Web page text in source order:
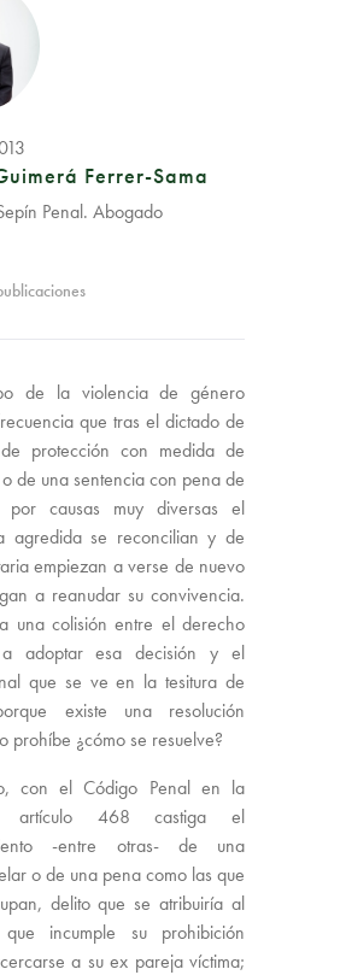
Ferrer-Sama
Penal. Abogado
de la violencia de género
que tras el dictado de
protección con medida de
de una sentencia con pena de
por causas muy diversas el
agredida se reconcilian y de
empiezan a verse de nuevo
a reanudar su convivencia.
una colisión entre el derecho
adoptar esa decisión y el
que se ve en la tesitura de
existe una resolución
prohíbe ¿cómo se resuelve?
con el Código Penal en la
artículo 468 castiga el
-entre otras- de una
o de una pena como las que
delito que se atribuiría al
que incumple su prohibición
a su ex pareja víctima;